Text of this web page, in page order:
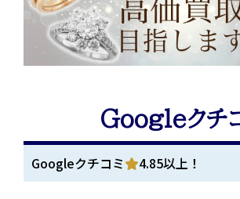
Googleクチ
Googleクチコミ 4.85以上！